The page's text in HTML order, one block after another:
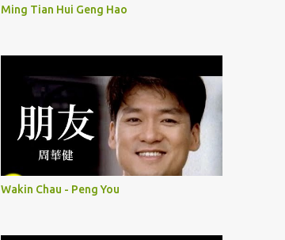
Ming Tian Hui Geng Hao
Wakin Chau - Peng You